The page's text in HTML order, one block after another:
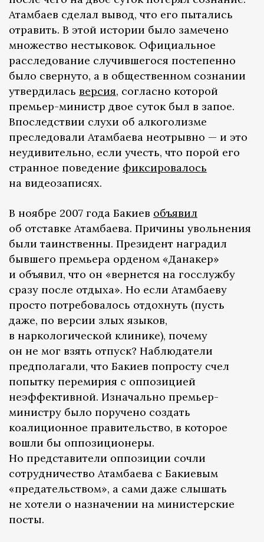
Атамбаев сделал вывод, что его пытались
отравить. В этой истории было замечено
множество нестыковок. Официальное
расследование случившегося постепенно
было свернуто, а в общественном сознании
утвердилась версия, согласно которой
премьер-министр двое суток был в запое.
Впоследствии слухи об алкоголизме
преследовали Атамбаева неотрывно — и это
неудивительно, если учесть, что порой его
странное поведение фиксировалось
на видеозаписях.
В ноябре 2007 года Бакиев объявил
об отставке Атамбаева. Причины увольнения
были таинственны. Президент наградил
бывшего премьера орденом «Данакер»
и объявил, что он «вернется на госслужбу
сразу после отдыха». Но если Атамбаеву
просто потребовалось отдохнуть (пусть
даже, по версии злых языков,
в наркологической клинике), почему
он не мог взять отпуск? Наблюдатели
предполагали, что Бакиев попросту счел
попытку перемирия с оппозицией
неэффективной. Изначально премьер-
министру было поручено создать
коалиционное правительство, в которое
вошли бы оппозиционеры.
Но представители оппозиции сочли
сотрудничество Атамбаева с Бакиевым
«предательством», а сами даже слышать
не хотели о назначении на министерские
посты.